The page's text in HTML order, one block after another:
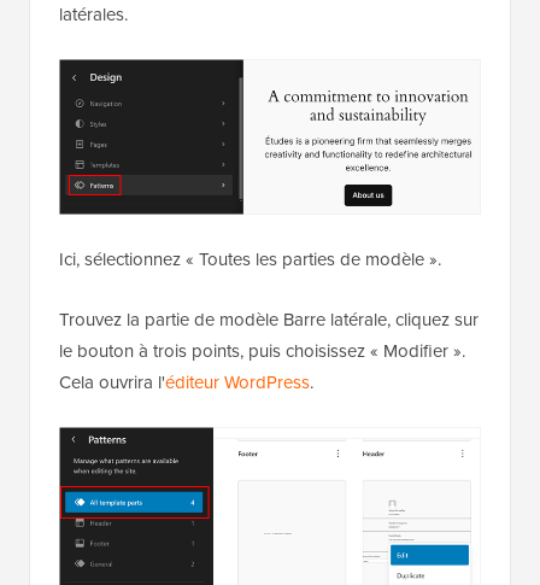
latérales.
Ici, sélectionnez « Toutes les parties de modèle ».
Trouvez la partie de modèle Barre latérale, cliquez sur
le bouton à trois points, puis choisissez « Modifier ».
Cela ouvrira l'éditeur WordPress.